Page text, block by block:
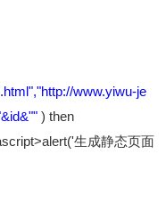
www.yiwu-je
) then
生成静态页面